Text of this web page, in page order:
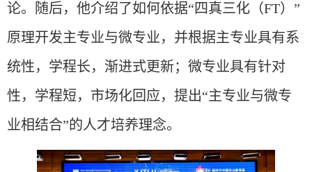
论。随后，他介绍了如何依据“四真三化 （FT） ”
原理开发主专业与微专业，并根据主专业具有系
统性，学程长，渐进式更新；微专业具有针对
性，学程短，市场化回应， 提出“主专业与微专
业相结合”的人才培养理念。